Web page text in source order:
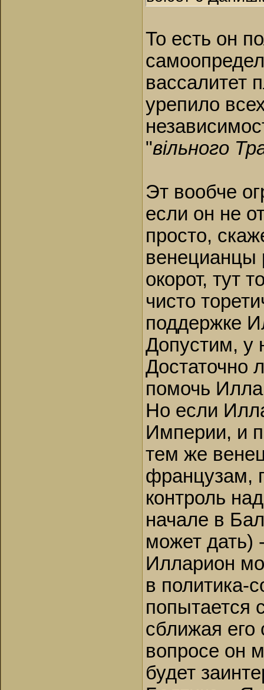
То есть он
вассалитет
урепило
"вiльного
Эт вообче
если он не
просто,
венецианцы
окорот, тут
чисто
поддержке
Допустим, у
Достаточно
помочь
Но если
Империи, и
тем же
французам,
контроль
начале в
может дать)
Илларион
в политика-
попытается
сближая его
вопросе он
будет